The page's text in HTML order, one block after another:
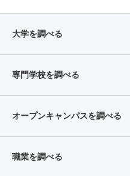
大学を調べる
専門学校を調べる
オープンキャンパスを調べる
職業を調べる